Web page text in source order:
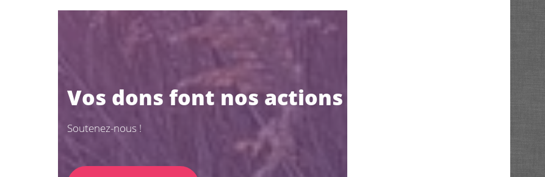
Vos dons font nos actions
Soutenez-nous !